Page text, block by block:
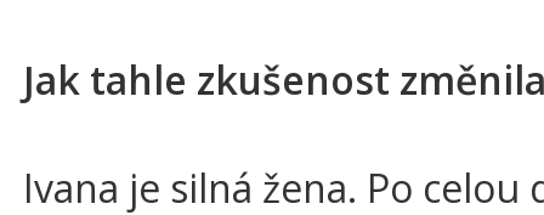
Jak tahle zkušenost
Ivana je silná žena. Po